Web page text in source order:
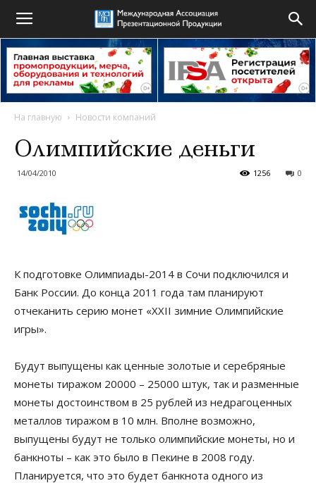
На главную Новости компаний
Олимпийские деньги
14/04/2010 0
1256
К подготовке Олимпиады-2014 в Сочи подключился и
Банк России. До конца 2011 года там планируют
отчеканить серию монет «XXII зимние Олимпийские
игры».
Будут выпущены как ценные золотые и серебряные
монеты тиражом 20000 – 25000 штук, так и разменные
монеты достоинством в 25 рублей из недрагоценных
металлов тиражом в 10 млн. Вполне возможно,
выпущены будут не только олимпийские монеты, но и
банкноты – как это было в Пекине в 2008 году.
Планируется, что это будет банкнота одного из